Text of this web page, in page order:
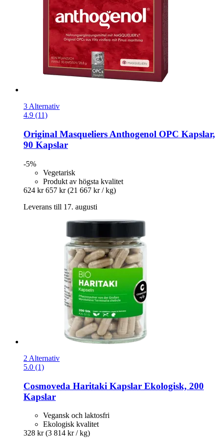
3 Alternativ
4.9 (11)
Original Masqueliers Anthogenol OPC Kapslar,
90 Kapslar
-5%
Vegetarisk
Produkt av högsta kvalitet
624 kr 657 kr (21 667 kr / kg)
Leverans till 17. augusti
2 Alternativ
5.0 (1)
Cosmoveda Haritaki Kapslar Ekologisk, 200
Kapslar
Vegansk och laktosfri
Ekologisk kvalitet
328 kr (3 814 kr / kg)